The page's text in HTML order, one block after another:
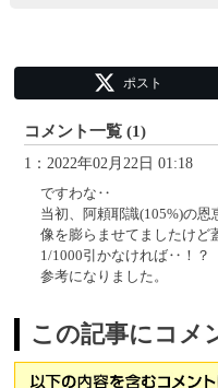
ポスト
コメント一覧 (1)
1：2022年02月22日 01:18
ですわな‥
当初、阿頼耶識(105%)の
像を膨らませてましたけど
1/1000引かなければ‥！？
参考になりました。
この記事にコメ